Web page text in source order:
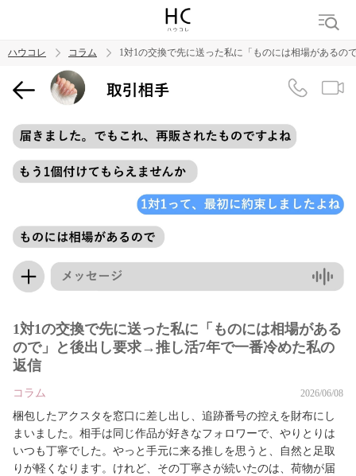
トレンド ワード
男の本音 彼女
ハウコレ コラム 1対1の交換で先に送った私に「ものには相場がある
1対1の交換で先に送った私に「ものには相場がある
ので」と後出し要求→推し活7年で一番冷めた私の
返信
コラム 2026/06/08
梱包したアクスタを窓口に差し出し、追跡番号の控えを財布にし
まいました。相手は同じ作品が好きなフォロワーで、やりとりは
いつも丁寧でした。やっと手元に来る推しを思うと、自然と足取
りが軽くなります。けれど、その丁寧さが続いたのは、荷物が届